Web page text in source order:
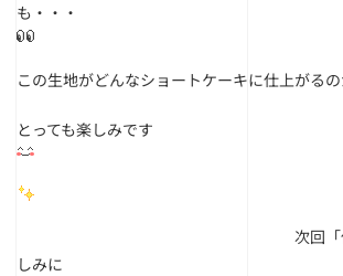
も・・・
この生地がどんなショートケーキに仕上がるの
とっても楽しみです
次回「仕上げ編
しみに